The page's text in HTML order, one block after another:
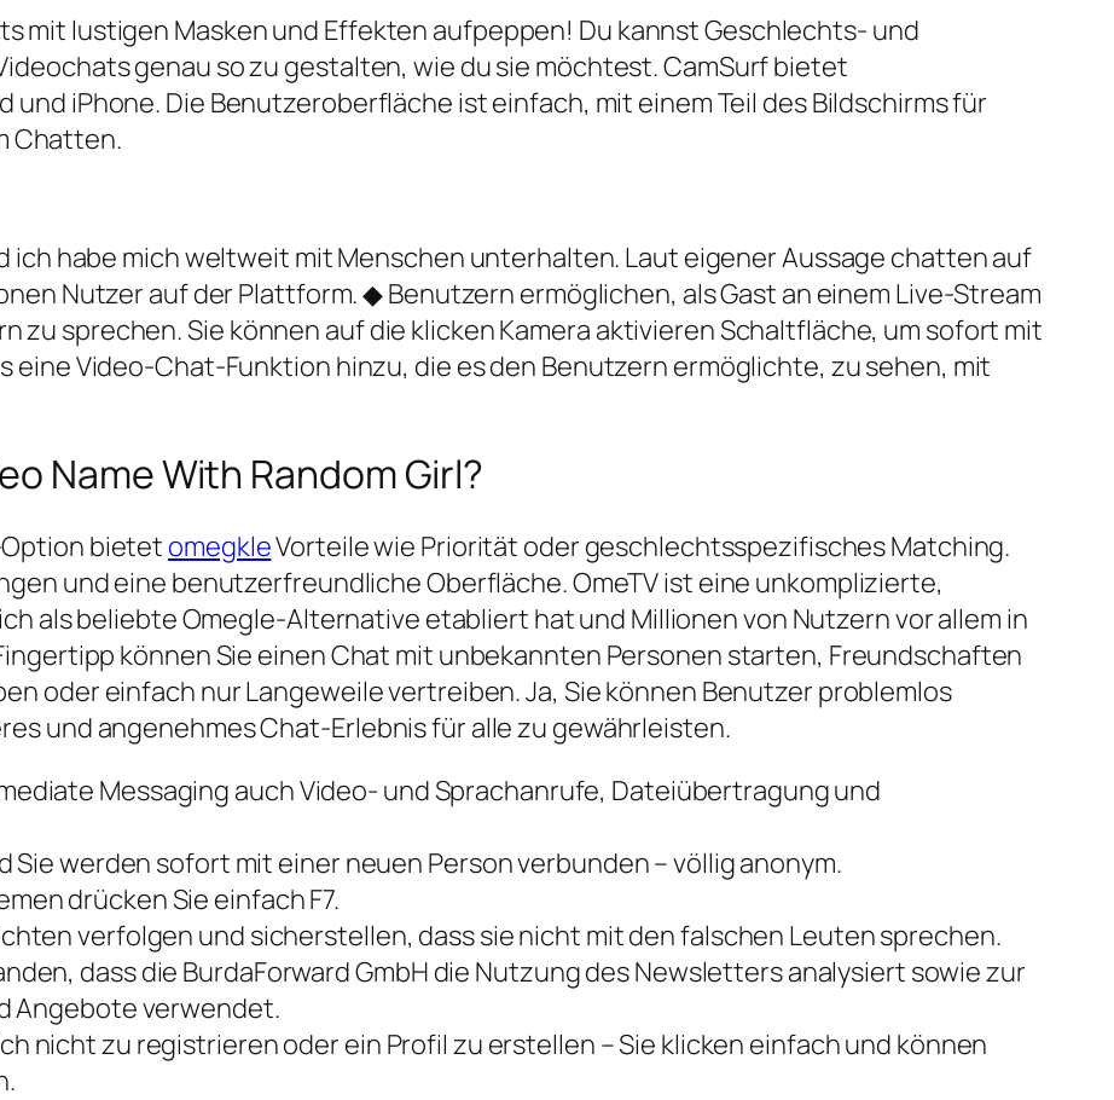
mit lustigen Masken und Effekten aufpeppen! Du kannst Geschlechts- und
genau so zu gestalten, wie du sie möchtest. CamSurf bietet
iPhone. Die Benutzeroberfläche ist einfach, mit einem Teil des Bildschirms für
Chatten.
ich habe mich weltweit mit Menschen unterhalten. Laut eigener Aussage chatten auf
Nutzer auf der Plattform. ◆ Benutzern ermöglichen, als Gast an einem Live-Stream
zu sprechen. Sie können auf die klicken Kamera aktivieren Schaltfläche, um sofort mit
eine Video-Chat-Funktion hinzu, die es den Benutzern ermöglichte, zu sehen, mit
Name With Random Girl?
bietet omegkleVorteile wie Priorität oder geschlechtsspezifisches Matching.
und eine benutzerfreundliche Oberfläche. OmeTV ist eine unkomplizierte,
als beliebte Omegle-Alternative etabliert hat und Millionen von Nutzern vor allem in
können Sie einen Chat mit unbekannten Personen starten, Freundschaften
oder einfach nur Langeweile vertreiben. Ja, Sie können Benutzer problemlos
und angenehmes Chat-Erlebnis für alle zu gewährleisten.
Messaging auch Video- und Sprachanrufe, Dateiübertragung und
Sie werden sofort mit einer neuen Person verbunden – völlig anonym.
drücken Sie einfach F7.
verfolgen und sicherstellen, dass sie nicht mit den falschen Leuten sprechen.
dass die BurdaForward GmbH die Nutzung des Newsletters analysiert sowie zur
Angebote verwendet.
nicht zu registrieren oder ein Profil zu erstellen – Sie klicken einfach und können